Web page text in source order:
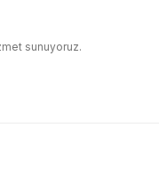
sunuyoruz.